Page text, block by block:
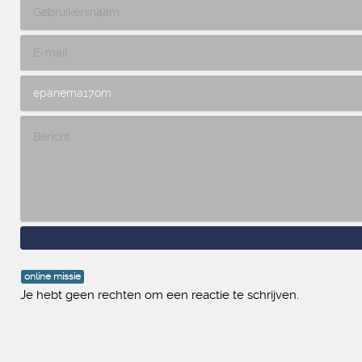
online missie
Je hebt geen rechten om een reactie te schrijven.